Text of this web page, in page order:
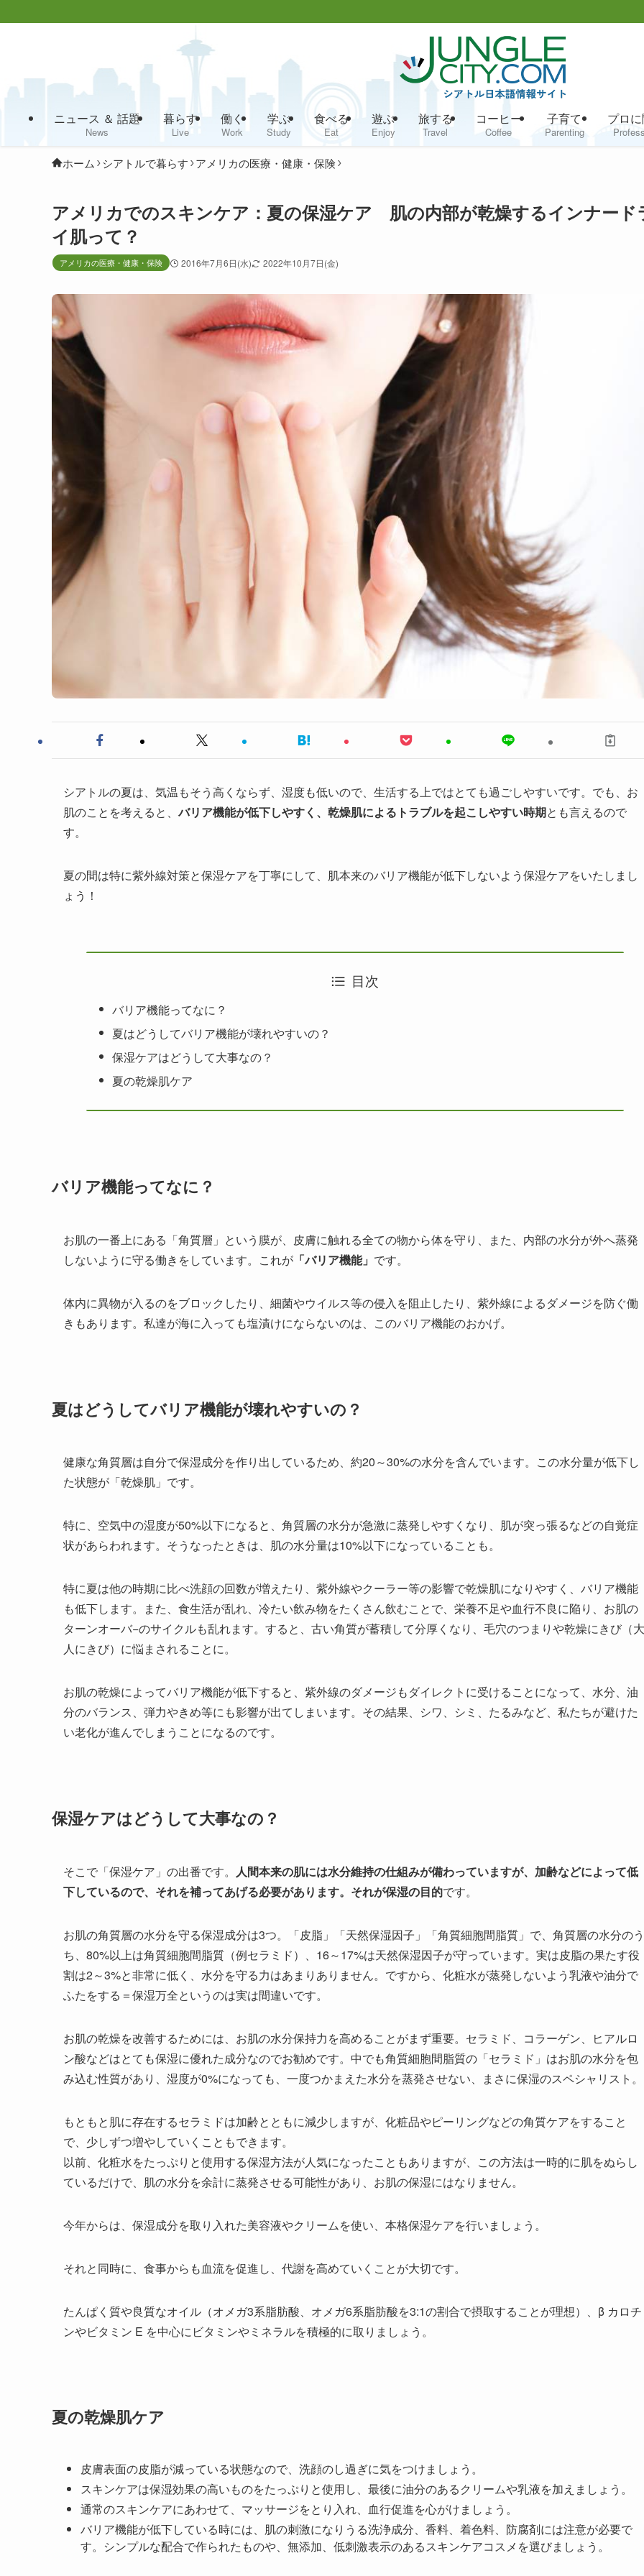
ニュース ＆ 話題
News
暮らす
Live
働く
Work
学ぶ
Study
食べる
Eat
遊ぶ
Enjoy
旅する
Travel
コーヒー
Coffee
子育て
Parenting
プロ
ホーム シアトルで暮らす アメリカの医療・健康・保険
アメリカでのスキンケア：夏の保湿ケア 肌の内部が乾燥するインナード
イ肌って？
アメリカの医療・健康・保険 2016年7月6日(水) 2022年10月7日(金)
シアトルの夏は、気温もそう高くならず、湿度も低いので、生活する上ではとても過ごしやすいです。でも、お
肌のことを考えると、バリア機能が低下しやすく、乾燥肌によるトラブルを起こしやすい時期とも言えるので
す。
夏の間は特に紫外線対策と保湿ケアを丁寧にして、肌本来のバリア機能が低下しないよう保湿ケアをいたしまし
ょう！
目次
バリア機能ってなに？
夏はどうしてバリア機能が壊れやすいの？
保湿ケアはどうして大事なの？
夏の乾燥肌ケア
バリア機能ってなに？
お肌の一番上にある「角質層」という膜が、皮膚に触れる全ての物から体を守り、また、内部の水分が外へ蒸発
しないように守る働きをしています。これが 「バリア機能」 です。
体内に異物が入るのをブロックしたり、細菌やウイルス等の侵入を阻止したり、紫外線によるダメージを防ぐ働
きもあります。私達が海に入っても塩漬けにならないのは、このバリア機能のおかげ。
夏はどうしてバリア機能が壊れやすいの？
健康な角質層は自分で保湿成分を作り出しているため、約20～30%の水分を含んでいます。この水分量が低下し
た状態が「乾燥肌」です。
特に、空気中の湿度が50%以下になると、角質層の水分が急激に蒸発しやすくなり、肌が突っ張るなどの自覚症
状があらわれます。そうなったときは、肌の水分量は10%以下になっていることも。
特に夏は他の時期に比べ洗顔の回数が増えたり、紫外線やクーラー等の影響で乾燥肌になりやすく、バリア機能
も低下します。また、食生活が乱れ、冷たい飲み物をたくさん飲むことで、栄養不足や血行不良に陥り、お肌の
ターンオーバ−のサイクルも乱れます。すると、古い角質が蓄積して分厚くなり、毛穴のつまりや乾燥にきび（大
人にきび）に悩まされることに。
お肌の乾燥によってバリア機能が低下すると、紫外線のダメージもダイレクトに受けることになって、水分、油
分のバランス、弾力やきめ等にも影響が出てしまいます。その結果、シワ、シミ、たるみなど、私たちが避けた
い老化が進んでしまうことになるのです。
保湿ケアはどうして大事なの？
そこで「保湿ケア」の出番です。 人間本来の肌には水分維持の仕組みが備わっていますが、加齢などによって低
下しているので、それを補ってあげる必要があります。それが保湿の目的です。
お肌の角質層の水分を守る保湿成分は3つ。「皮脂」「天然保湿因子」「角質細胞間脂質」で、角質層の水分のう
ち、80%以上は角質細胞間脂質（例セラミド）、16～17%は天然保湿因子が守っています。実は皮脂の果たす役
割は2～3%と非常に低く、水分を守る力はあまりありません。ですから、化粧水が蒸発しないよう乳液や油分で
ふたをする＝保湿万全というのは実は間違いです。
お肌の乾燥を改善するためには、お肌の水分保持力を高めることがまず重要。セラミド、コラーゲン、ヒアルロ
ン酸などはとても保湿に優れた成分なのでお勧めです。中でも角質細胞間脂質の「セラミド」はお肌の水分を包
み込む性質があり、湿度が0%になっても、一度つかまえた水分を蒸発させない、まさに保湿のスペシャリスト。
もともと肌に存在するセラミドは加齢とともに減少しますが、化粧品やピーリングなどの角質ケアをすること
で、少しずつ増やしていくこともできます。
以前、化粧水をたっぷりと使用する保湿方法が人気になったこともありますが、この方法は一時的に肌をぬらし
ているだけで、肌の水分を余計に蒸発させる可能性があり、お肌の保湿にはなりません。
今年からは、保湿成分を取り入れた美容液やクリームを使い、本格保湿ケアを行いましょう。
それと同時に、食事からも血流を促進し、代謝を高めていくことが大切です。
たんぱく質や良質なオイル（オメガ3系脂肪酸、オメガ6系脂肪酸を3:1の割合で摂取することが理想）、β カロチ
ンやビタミン E を中心にビタミンやミネラルを積極的に取りましょう。
夏の乾燥肌ケア
皮膚表面の皮脂が減っている状態なので、洗顔のし過ぎに気をつけましょう。
スキンケアは保湿効果の高いものをたっぷりと使用し、最後に油分のあるクリームや乳液を加えましょう。
通常のスキンケアにあわせて、マッサージをとり入れ、血行促進を心がけましょう。
バリア機能が低下している時には、肌の刺激になりうる洗浄成分、香料、着色料、防腐剤には注意が必要で
す。シンプルな配合で作られたものや、無添加、低刺激表示のあるスキンケアコスメを選びましょう。